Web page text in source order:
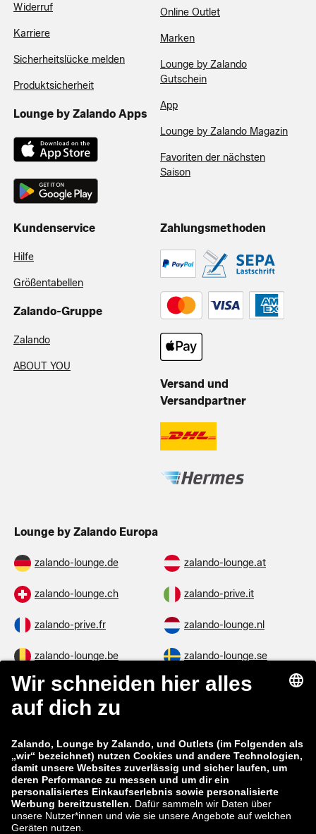
Widerruf
Karriere
Sicherheitslücke melden
Produktsicherheit
Lounge by Zalando Apps
Online Outlet
Marken
Lounge by Zalando
Gutschein
App
Lounge by Zalando Magazin
Favoriten der nächsten
Saison
Kundenservice
Hilfe
Größentabellen
Zalando-Gruppe
Zalando
ABOUT YOU
Zahlungsmethoden
Versand und
Versandpartner
Lounge by Zalando Europa
zalando-lounge.de zalando-lounge.at
zalando-lounge.ch zalando-prive.it
zalando-prive.fr zalando-lounge.nl
zalando-lounge.be zalando-lounge.se
zalando-lounge.fi zalando-lounge.dk
zalando-lounge.co.uk
zalando-prive.es zalando-lounge.cz
zalando-lounge.lt zalando-lounge.sk
zalando-lounge.ro zalando-lounge.hr